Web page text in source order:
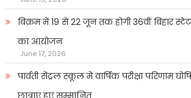
बिक्रम में 19 से 22 जून तक होगी 36वीं बिहार
का आयोजन
June 17, 2026
पार्वती सेंट्रल स्कूल में वार्षिक परीक्षा परिणाम
छात्राएं हुए सम्मानित